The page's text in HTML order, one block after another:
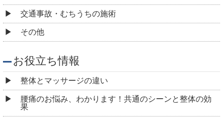
交通事故・むちうちの施術
その他
お役立ち情報
整体とマッサージの違い
腰痛のお悩み、わかります！共通のシーンと整体の効
果